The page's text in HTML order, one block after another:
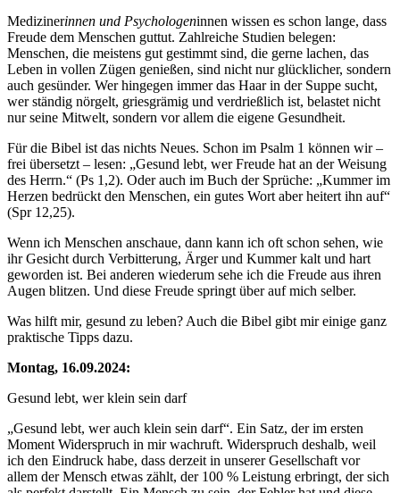
Medizinerinnen und Psychologeninnen wissen es schon lange, dass
Freude dem Menschen guttut. Zahlreiche Studien belegen:
Menschen, die meistens gut gestimmt sind, die gerne lachen, das
Leben in vollen Zügen genießen, sind nicht nur glücklicher, sondern
auch gesünder. Wer hingegen immer das Haar in der Suppe sucht,
wer ständig nörgelt, griesgrämig und verdrießlich ist, belastet nicht
nur seine Mitwelt, sondern vor allem die eigene Gesundheit.
Für die Bibel ist das nichts Neues. Schon im Psalm 1 können wir –
frei übersetzt – lesen: „Gesund lebt, wer Freude hat an der Weisung
des Herrn.“ (Ps 1,2). Oder auch im Buch der Sprüche: „Kummer im
Herzen bedrückt den Menschen, ein gutes Wort aber heitert ihn auf“
(Spr 12,25).
Wenn ich Menschen anschaue, dann kann ich oft schon sehen, wie
ihr Gesicht durch Verbitterung, Ärger und Kummer kalt und hart
geworden ist. Bei anderen wiederum sehe ich die Freude aus ihren
Augen blitzen. Und diese Freude springt über auf mich selber.
Was hilft mir, gesund zu leben? Auch die Bibel gibt mir einige ganz
praktische Tipps dazu.
Montag, 16.09.2024:
Gesund lebt, wer klein sein darf
„Gesund lebt, wer auch klein sein darf“. Ein Satz, der im ersten
Moment Widerspruch in mir wachruft. Widerspruch deshalb, weil
ich den Eindruck habe, dass derzeit in unserer Gesellschaft vor
allem der Mensch etwas zählt, der 100 % Leistung erbringt, der sich